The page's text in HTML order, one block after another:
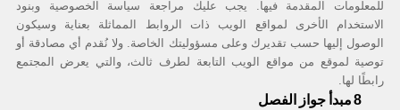
للمعلومات المقدمة فيها. يجب عليك مراجعة سياسة الخصوصية وبنود
الاستخدام الأخرى لمواقع الويب ذات الروابط المماثلة بعناية وسيكون
الوصول إليها حسب تقديرك وعلى مسؤوليتك الخاصة. ولا نُقدم أي مصادقة أو
توصية لموقع من مواقع الويب التابعة لطرف ثالث، والتي يعرض المجتمع
رابطًا لها.
8مبدأ جواز الفصل